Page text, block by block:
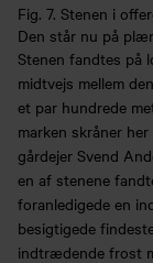
Fig. 7. Stenen i
Den står nu på
Stenen fandtes på
midtvejs mellem
et par hundrede
marken skråner
gårdejer Svend
en af stenene
foranledigede en
besigtigede
indtrædende frost